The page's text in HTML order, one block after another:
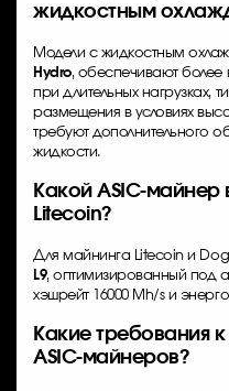
жидкостным
Модели с жидкостным
Hydro, обеспечивают более
при длительных нагрузках,
размещения в условиях
требуют дополнительного
жидкости.
Какой ASIC-майнер
Litecoin?
Для майнинга Litecoin и
L9, оптимизированный под
хэшрейт 16000 Mh/s и
Какие требования
ASIC-майнеров?